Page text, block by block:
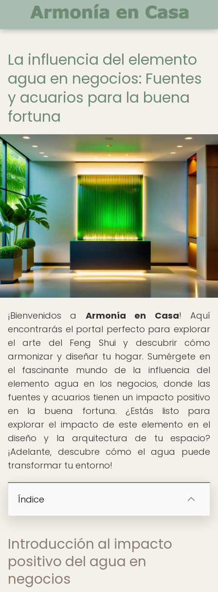
La influencia del elemento
agua en negocios: Fuentes
y acuarios para la buena
fortuna
¡Bienvenidos a Armonía en Casa! Aquí
encontrarás el portal perfecto para explorar
el arte del Feng Shui y descubrir cómo
armonizar y diseñar tu hogar. Sumérgete en
el fascinante mundo de la influencia del
elemento agua en los negocios, donde las
fuentes y acuarios tienen un impacto positivo
en la buena fortuna. ¿Estás listo para
explorar el impacto de este elemento en el
diseño y la arquitectura de tu espacio?
¡Adelante, descubre cómo el agua puede
transformar tu entorno!
Índice
Introducción al impacto
positivo del agua en
negocios